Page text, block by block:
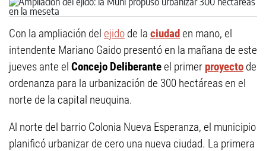
Con la ampliación del ejido de la ciudaden mano, el
intendente Mariano Gaido presentó en la mañana de este
jueves ante el Concejo Deliberanteel primer proyecto de
ordenanza para la urbanización de 300 hectáreas en el
norte de la capital neuquina.
Al norte del barrio Colonia Nueva Esperanza, el municipio
planificó urbanizar de cero una nueva ciudad. La primera